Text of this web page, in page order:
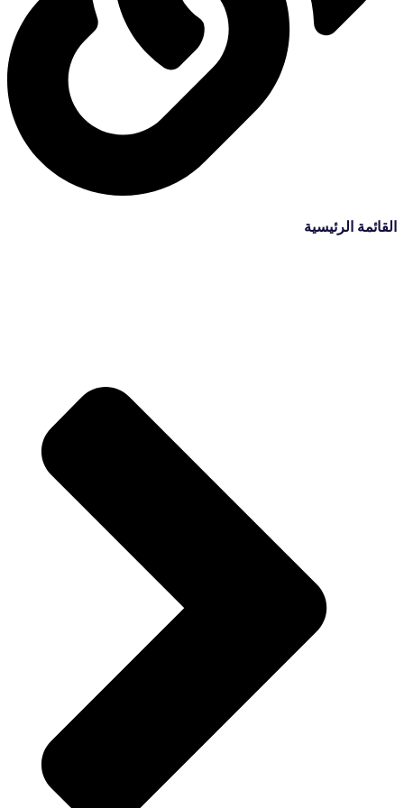
القائمة الرئيسية